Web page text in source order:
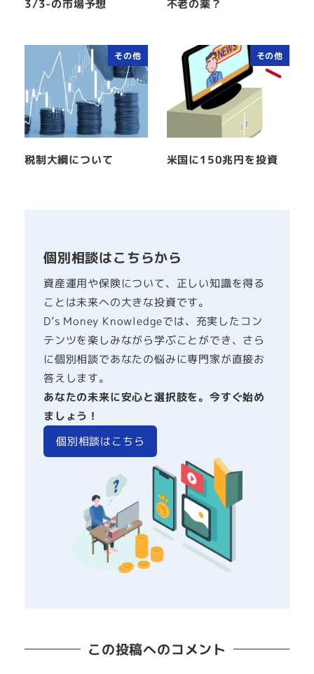
3/3-の市場予想 不老の薬？
その他
税制大綱について
その他
米国に150兆円を投資
個別相談はこちらから
資産運用や保険について、正しい知識を得る
ことは未来への大きな投資です。
D’s Money Knowledgeでは、充実したコン
テンツを楽しみながら学ぶことができ、さら
に個別相談であなたの悩みに専門家が直接お
答えします。
あなたの未来に安心と選択肢を。今すぐ始め
ましょう！
個別相談はこちら
この投稿へのコメント